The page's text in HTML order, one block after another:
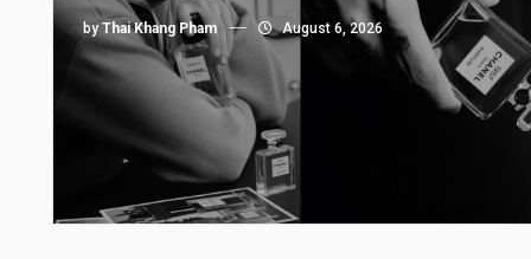
by Thai Khang Pham August 6, 2026